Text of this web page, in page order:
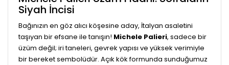
Siyah İncisi
Bağınızın en göz alıcı köşesine aday, İtalyan asaletini
taşıyan bir efsane ile tanışın! Michele Palieri, sadece bir
üzüm değil; iri taneleri, gevrek yapısı ve yüksek verimiyle
bir bereket sembolüdür. Açık kök formunda sunduğumuz